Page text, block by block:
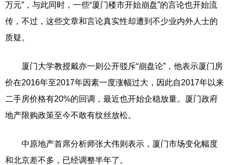
万元”，与此同时，一些“厦门楼市开始崩盘”的言论也开始流
传，不过，这些文章和言论真实性却遭到不少业内外人士的
质疑。
厦门大学教授戴亦一则公开驳斥“崩盘论”，他表示厦门房
价在2016年至2017年因素一度涨幅过大，因此自2017年以来
二手房价格有20%的回调，最近也开始企稳放量。厦门政府
地产限购政策至今不敢有纹丝放松。
中原地产首席分析师张大伟则表示，厦门市场变化幅度
和北京差不多，已经调整半年了。